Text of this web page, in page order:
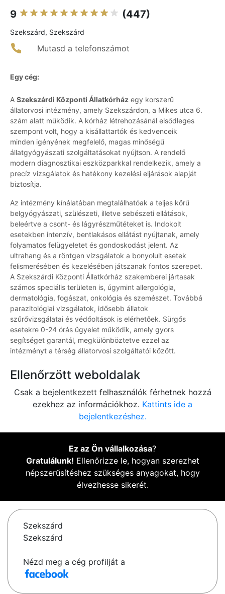
9 (447)
Szekszárd, Szekszárd
Mutasd a telefonszámot
Egy cég:
A Szekszárdi Központi Állatkórház egy korszerű
állatorvosi intézmény, amely Szekszárdon, a Mikes utca 6.
szám alatt működik. A kórház létrehozásánál elsődleges
szempont volt, hogy a kisállattartók és kedvenceik
minden igényének megfelelő, magas minőségű
állatgyógyászati szolgáltatásokat nyújtson. A rendelő
modern diagnosztikai eszközparkkal rendelkezik, amely a
precíz vizsgálatok és hatékony kezelési eljárások alapját
biztosítja.
Az intézmény kínálatában megtalálhatóak a teljes körű
belgyógyászati, szülészeti, illetve sebészeti ellátások,
beleértve a csont- és lágyrészműtéteket is. Indokolt
esetekben intenzív, bentlakásos ellátást nyújtanak, amely
folyamatos felügyeletet és gondoskodást jelent. Az
ultrahang és a röntgen vizsgálatok a bonyolult esetek
felismerésében és kezelésében játszanak fontos szerepet.
A Szekszárdi Központi Állatkórház szakemberei jártasak
számos speciális területen is, úgymint allergológia,
dermatológia, fogászat, onkológia és szemészet. Továbbá
parazitológiai vizsgálatok, idősebb állatok
szűrővizsgálatai és védőoltások is elérhetőek. Sürgős
esetekre 0-24 órás ügyelet működik, amely gyors
segítséget garantál, megkülönböztetve ezzel az
intézményt a térség állatorvosi szolgáltatói között.
Ellenőrzött weboldalak
Csak a bejelentkezett felhasználók férhetnek hozzá
ezekhez az információkhoz. Kattints ide a
bejelentkezéshez.
Ez az Ön vállalkozása?
Gratulálunk! Ellenőrizze le, hogyan szerezhet
népszerűsítéshez szükséges anyagokat, hogy
élvezhesse sikerét.
Szekszárd
Szekszárd
Nézd meg a cég profilját a